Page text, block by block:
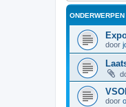
ONDERWERPEN
door
door